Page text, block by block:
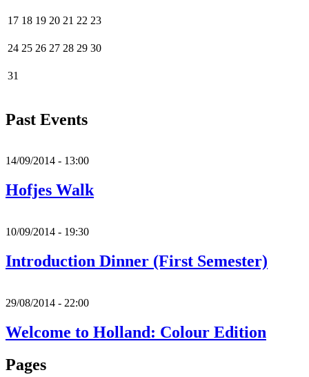
17 18 19 20 21 22 23
24 25 26 27 28 29 30
31
Past Events
14/09/2014 - 13:00
Hofjes Walk
10/09/2014 - 19:30
Introduction Dinner (First Semester)
29/08/2014 - 22:00
Welcome to Holland: Colour Edition
Pages